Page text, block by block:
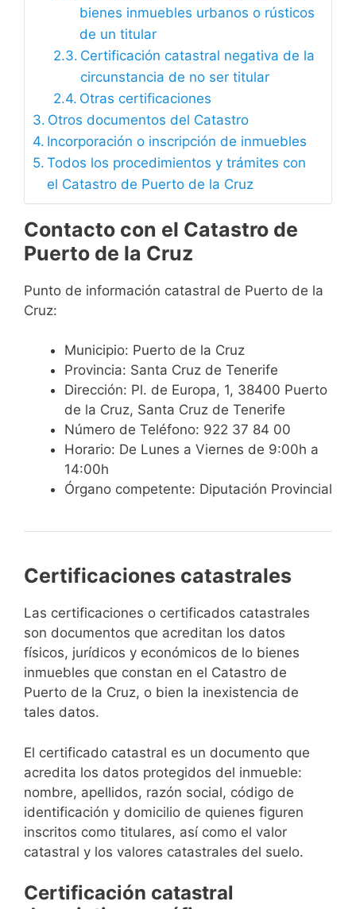
bienes inmuebles urbanos o rústicos
de un titular
Certificación catastral negativa de la
circunstancia de no ser titular
Otras certificaciones
Otros documentos del Catastro
Incorporación o inscripción de inmuebles
Todos los procedimientos y trámites con
el Catastro de Puerto de la Cruz
Contacto con el Catastro de
Puerto de la Cruz
Punto de información catastral de Puerto de la
Cruz:
Municipio: Puerto de la Cruz
Provincia: Santa Cruz de Tenerife
Dirección: Pl. de Europa, 1, 38400 Puerto
de la Cruz, Santa Cruz de Tenerife
Número de Teléfono: 922 37 84 00
Horario: De Lunes a Viernes de 9:00h a
14:00h
Órgano competente: Diputación Provincial
Certificaciones catastrales
Las certificaciones o certificados catastrales
son documentos que acreditan los datos
físicos, jurídicos y económicos de lo bienes
inmuebles que constan en el Catastro de
Puerto de la Cruz, o bien la inexistencia de
tales datos.
El certificado catastral es un documento que
acredita los datos protegidos del inmueble:
nombre, apellidos, razón social, código de
identificación y domicilio de quienes figuren
inscritos como titulares, así como el valor
catastral y los valores catastrales del suelo.
Certificación catastral